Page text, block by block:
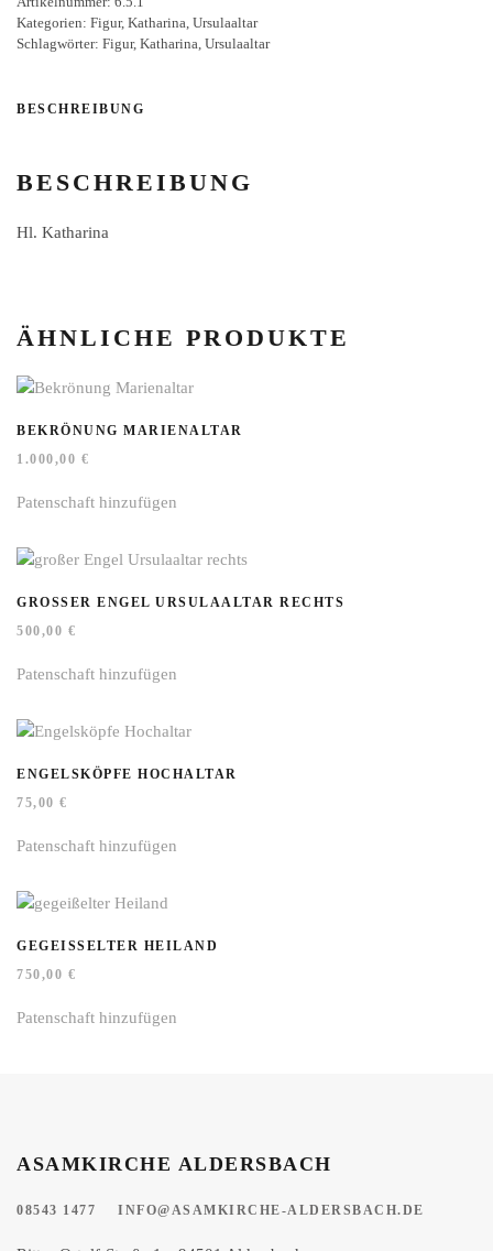
Kategorien: Figur, Katharina, Ursulaaltar
Schlagwörter: Figur, Katharina, Ursulaaltar
BESCHREIBUNG
BESCHREIBUNG
Hl. Katharina
ÄHNLICHE PRODUKTE
BEKRÖNUNG MARIENALTAR
1.000,00 €
Patenschaft hinzufügen
GROSSER ENGEL URSULAALTAR RECHTS
500,00 €
Patenschaft hinzufügen
ENGELSKÖPFE HOCHALTAR
75,00 €
Patenschaft hinzufügen
GEGEISSELTER HEILAND
750,00 €
Patenschaft hinzufügen
ASAMKIRCHE ALDERSBACH
08543 1477 INFO@ASAMKIRCHE-ALDERSBACH.DE